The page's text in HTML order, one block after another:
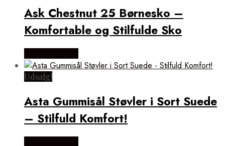
Ask Chestnut 25 Børnesko –
Komfortable og Stilfulde Sko
Udsalg!
Asta Gummisål Støvler i Sort Suede
– Stilfuld Komfort!